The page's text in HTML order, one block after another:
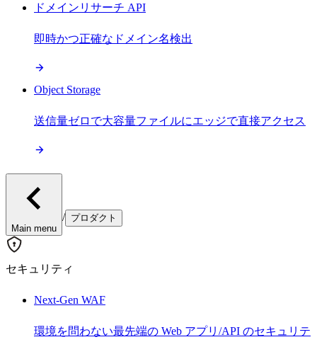
ドメインリサーチ API
即時かつ正確なドメイン名検出
Object Storage
送信量ゼロで大容量ファイルにエッジで直接アクセス
Main menu
/ プロダクト
セキュリティ
Next-Gen WAF
環境を問わない最先端の Web アプリ/API のセキュリテ